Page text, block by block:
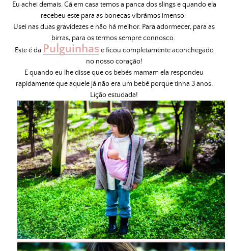
Eu achei demais. Cá em casa temos a panca dos slings e quando ela
recebeu este para as bonecas vibrámos imenso.
Usei nas duas gravidezes e não há melhor. Para adormecer, para as
birras, para os termos sempre connosco.
Este é da Pulguinhase ficou completamente aconchegado
no nosso coração!
E quando eu lhe disse que os bebés mamam ela respondeu
rapidamente que aquele já não era um bebé porque tinha 3 anos.
Lição estudada!